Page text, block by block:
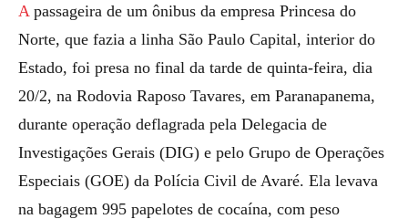
A passageira de um ônibus da empresa Princesa do
Norte, que fazia a linha São Paulo Capital, interior do
Estado, foi presa no final da tarde de quinta-feira, dia
20/2, na Rodovia Raposo Tavares, em Paranapanema,
durante operação deflagrada pela Delegacia de
Investigações Gerais (DIG) e pelo Grupo de Operações
Especiais (GOE) da Polícia Civil de Avaré. Ela levava
na bagagem 995 papelotes de cocaína, com peso